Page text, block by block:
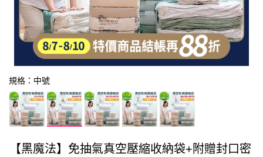
規格：中號
【黑魔法】免抽氣真空壓縮收納袋+附贈封口密